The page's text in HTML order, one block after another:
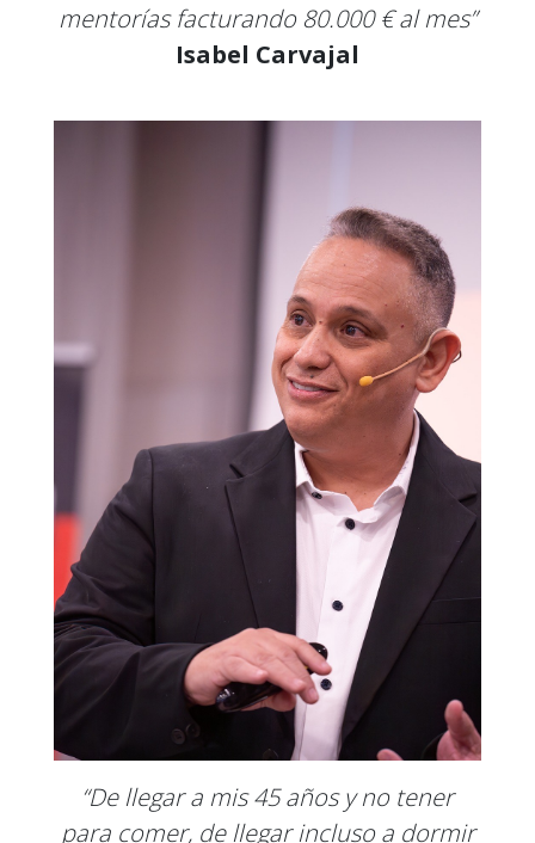
mentorías facturando 80.000 € al mes”
Isabel Carvajal
“De llegar a mis 45 años y no tener
para comer, de llegar incluso a dormir